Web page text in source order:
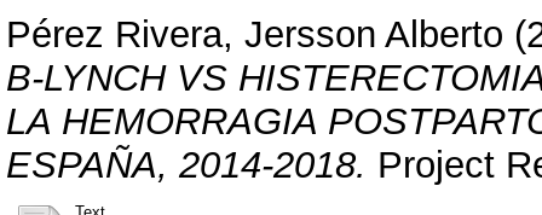
Pérez Rivera, Jersson Alberto
B-LYNCH VS
LA HEMORRAGIA
ESPAÑA, 2014-2018. Project